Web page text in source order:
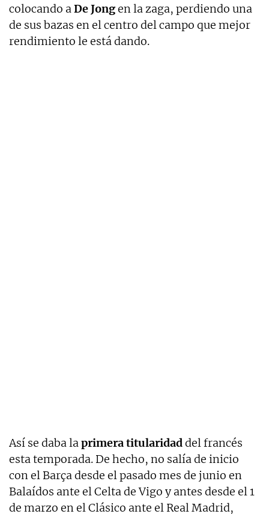
colocando aDe Jongen la zaga, perdiendo una
de sus bazas en el centro del campo que mejor
rendimiento le está dando.
Así se daba laprimera titularidaddel francés
esta temporada. De hecho, no salía de inicio
con el Barça desde el pasado mes de junio en
Balaídos ante el Celta de Vigo y antes desde el 1
de marzo en el Clásico ante el Real Madrid,